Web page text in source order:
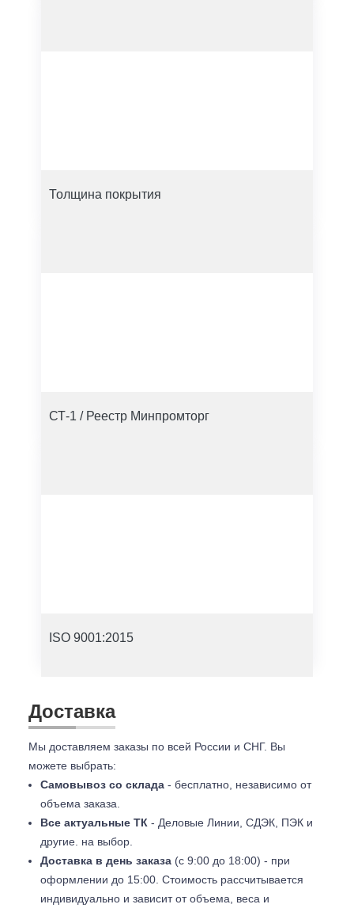
Толщина покрытия
СТ-1 / Реестр Минпромторг
ISO 9001:2015
Доставка
Мы доставляем заказы по всей России и СНГ. Вы
можете выбрать:
Самовывоз со склада - бесплатно, независимо от
объема заказа.
Все актуальные ТК - Деловые Линии, СДЭК, ПЭК и
другие. на выбор.
Доставка в день заказа (с 9:00 до 18:00) - при
оформлении до 15:00. Стоимость рассчитывается
индивидуально и зависит от объема, веса и